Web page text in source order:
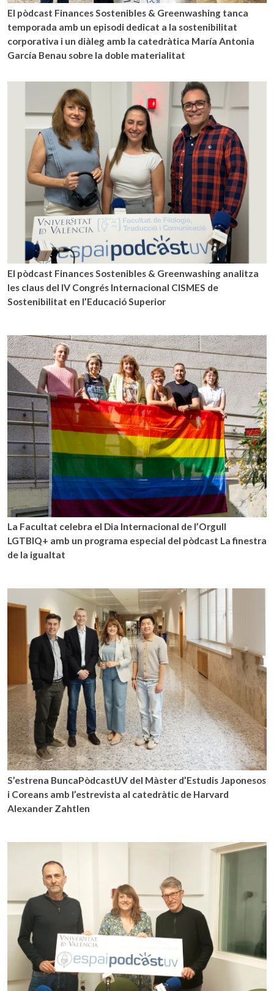
El pòdcast Finances Sostenibles & Greenwashing tanca
temporada amb un episodi dedicat a la sostenibilitat
corporativa i un diàleg amb la catedràtica María Antonia
García Benau sobre la doble materialitat
El pòdcast Finances Sostenibles & Greenwashing analitza
les claus del IV Congrés Internacional CISMES de
Sostenibilitat en l’Educació Superior
La Facultat celebra el Dia Internacional de l’Orgull
LGTBIQ+ amb un programa especial del pòdcast La finestra
de la igualtat
S’estrena BuncaPòdcastUV del Màster d’Estudis Japonesos
i Coreans amb l’estrevista al catedràtic de Harvard
Alexander Zahtlen